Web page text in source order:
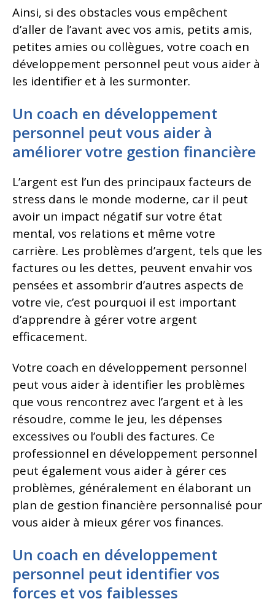
Ainsi, si des obstacles vous empêchent
d’aller de l’avant avec vos amis, petits amis,
petites amies ou collègues, votre coach en
développement personnel peut vous aider à
les identifier et à les surmonter.
Un coach en développement
personnel peut vous aider à
améliorer votre gestion financière
L’argent est l’un des principaux facteurs de
stress dans le monde moderne, car il peut
avoir un impact négatif sur votre état
mental, vos relations et même votre
carrière. Les problèmes d’argent, tels que les
factures ou les dettes, peuvent envahir vos
pensées et assombrir d’autres aspects de
votre vie, c’est pourquoi il est important
d’apprendre à gérer votre argent
efficacement.
Votre coach en développement personnel
peut vous aider à identifier les problèmes
que vous rencontrez avec l’argent et à les
résoudre, comme le jeu, les dépenses
excessives ou l’oubli des factures. Ce
professionnel en développement personnel
peut également vous aider à gérer ces
problèmes, généralement en élaborant un
plan de gestion financière personnalisé pour
vous aider à mieux gérer vos finances.
Un coach en développement
personnel peut identifier vos
forces et vos faiblesses